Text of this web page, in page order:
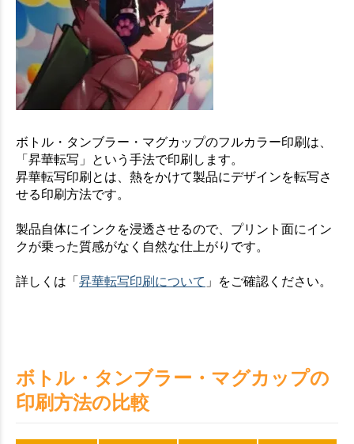
ボトル・タンブラー・マグカップのフルカラー印刷は、
「昇華転写」という手法で印刷します。
昇華転写印刷とは、熱をかけて製品にデザインを転写さ
せる印刷方法です。
製品自体にインクを浸透させるので、プリント面にイン
クが乗った質感がなく自然な仕上がりです。
詳しくは「 昇華転写印刷について 」をご確認ください。
ボトル・タンブラー・マグカップの
印刷方法の比較